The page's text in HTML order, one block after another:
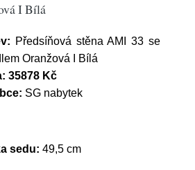
I Bílá
Předsíňová stěna AMI 33 se
Oranžová I Bílá
35878 Kč
SG nabytek
sedu: 49,5 cm